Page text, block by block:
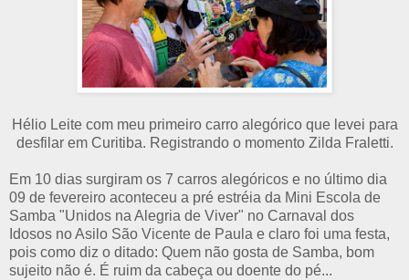
Hélio Leite com meu primeiro carro alegórico que levei para
desfilar em Curitiba. Registrando o momento Zilda Fraletti.
Em 10 dias surgiram os 7 carros alegóricos e no último dia
09 de fevereiro aconteceu a pré estréia da Mini Escola de
Samba "Unidos na Alegria de Viver" no Carnaval dos
Idosos no Asilo São Vicente de Paula e claro foi uma festa,
pois como diz o ditado: Quem não gosta de Samba, bom
sujeito não é. É ruim da cabeça ou doente do pé...